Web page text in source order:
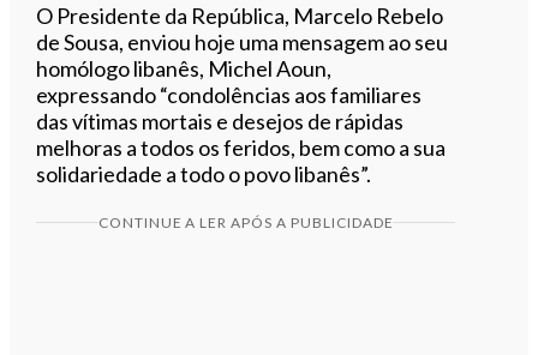
O Presidente da República, Marcelo Rebelo
de Sousa, enviou hoje uma mensagem ao seu
homólogo libanês, Michel Aoun,
expressando “condolências aos familiares
das vítimas mortais e desejos de rápidas
melhoras a todos os feridos, bem como a sua
solidariedade a todo o povo libanês”.
CONTINUE A LER APÓS A PUBLICIDADE